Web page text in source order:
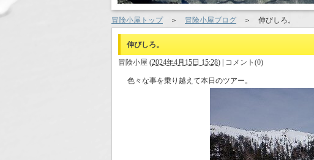
冒険小屋トップ＞ 冒険小屋ブログ ＞ 伸びしろ。
伸びしろ。
冒険小屋 (2024年4月15日 15:28) コメント(0)
色々な事を乗り越えて本日のツアー。